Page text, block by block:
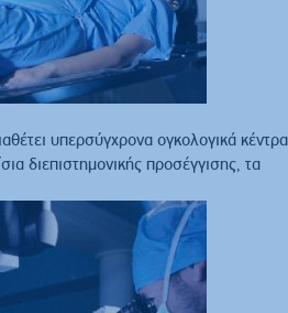
υπερσύγχρονα ογκολογικά κέντρα
διεπιστημονικής προσέγγισης, τα